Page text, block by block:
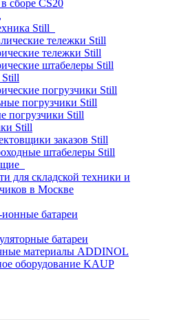
сборе CS20
Still
тележки Still
тележки Still
штабелеры Still
Still
погрузчики Still
погрузчики Still
погрузчики Still
Still
заказов Still
штабелеры Still
для складской техники и
в Москве
батареи
батареи
материалы ADDINOL
оборудование KAUP